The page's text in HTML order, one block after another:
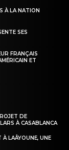
À LA NATION
SES
FRANÇAIS
ET
DE
À CASABLANCA
LAÂYOUNE, UNE